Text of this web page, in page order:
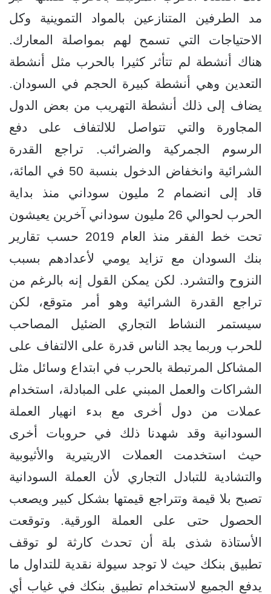
مد الطرفين المتنازعين بالمواد التموينية وكل
الاحتياجات التي تسمح لهم بمواصلة المعارك.
هناك أنشطة لم تتأثر كثيرا بالحرب مثل أنشطة
التعدين وهي أنشطة كبيرة الحجم في السودان.
يضاف إلى ذلك أنشطة التهريب من بعض الدول
المجاورة والتي تتواصل للالتفاف على دفع
الرسوم الجمركية والضرائب. تراجع القدرة
الشرائية وانخفاض الدخول بنسبة 50 في المائة،
قاد إلى انضمام 2 مليون سوداني منذ بداية
الحرب لحوالي 26 مليون سوداني آخرين يعيشون
تحت خط الفقر منذ العام 2019 حسب تقارير
بنك السودان مع تزايد يومي لأعدادهم بسبب
النزوح والتشرد. لكن يمكن القول إنه بالرغم من
تراجع القدرة الشرائية وهو أمر متوقع، لكن
سيستمر النشاط التجاري الضئيل المصاحب
للحرب وربما يجد الناس قدرة على الالتفاف على
المشاكل المرتبطة بالحرب في ابتداع وسائل مثل
الشراكات والعمل المبني على المبادلة، استخدام
عملات من دول أخرى مع بدء انهيار العملة
السودانية وقد شهدنا ذلك في حروبات أخرى
حيث استخدمت العملات الاريتيرية والأثيوبية
والتشادية للتبادل التجاري لأن العملة السودانية
تصبح بلا قيمة وتتراجع قيمتها بشكل كبير ويصعب
الحصول حتى على العملة الورقية. وتوقعت
الأستاذة شذى بلة أن تحدث كارثة لو توقف
تطبيق بنكك حيث لا توجد سيولة نقدية للتداول ما
يدفع الجميع لاستخدام تطبيق بنكك في غياب أي